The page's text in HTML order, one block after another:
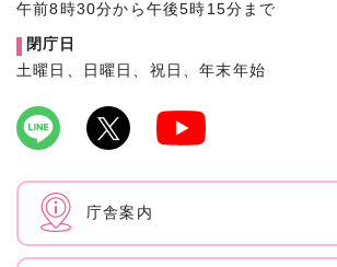
午前8時30分から午後5時15分まで
閉庁日
土曜日、日曜日、祝日、年末年始
庁舎案内